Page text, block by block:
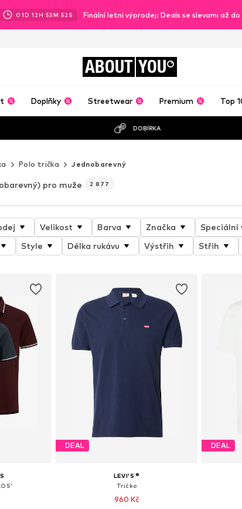
01D 12H 53M 50 S Finální letní výprodej: Deals se slevami až
ABOUT YOU
Doplňky Streetwear Premium Top
DOBÍRKA
Polo trička Jednobarevný
pro muže 2 877
Velikost Barva Značka Speciální
Style Délka rukávu Výstřih Střih
DEAL
LEVI'S ®
Tričko
960 Kč
DEAL